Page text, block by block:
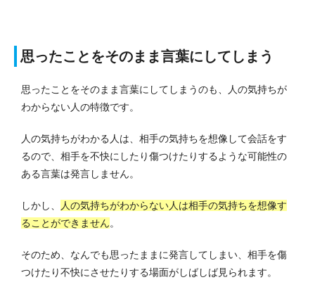
思ったことをそのまま言葉にしてしまう
思ったことをそのまま言葉にしてしまうのも、人の気持ちが
わからない人の特徴です。
人の気持ちがわかる人は、相手の気持ちを想像して会話をす
るので、相手を不快にしたり傷つけたりするような可能性の
ある言葉は発言しません。
しかし、
人の気持ちがわからない人は相手の気持ちを想像す
ることができません。
そのため、なんでも思ったままに発言してしまい、相手を傷
つけたり不快にさせたりする場面がしばしば見られます。